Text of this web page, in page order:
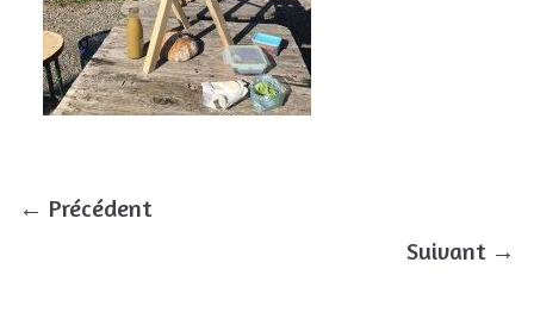
← Précédent
Suivant →